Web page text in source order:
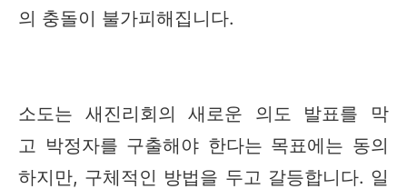
의 충돌이 불가피해집니다.
소도는 새진리회의 새로운 의도 발표를 막
고 박정자를 구출해야 한다는 목표에는 동의
하지만, 구체적인 방법을 두고 갈등합니다. 일